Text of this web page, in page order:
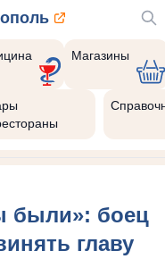
Магазины
были»: боец
главу